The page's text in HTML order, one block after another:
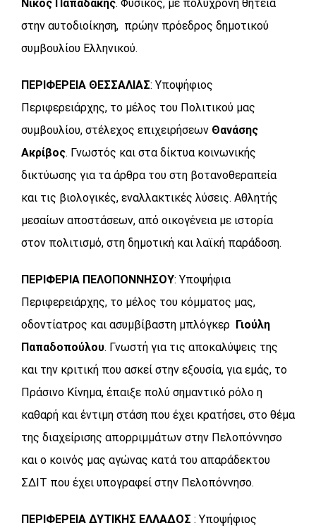
Νίκος Παπαδάκης. Φυσικός, με πολύχρονη θητεία
στην αυτοδιοίκηση, πρώην πρόεδρος δημοτικού
συμβουλίου Ελληνικού.
ΠΕΡΙΦΕΡΕΙΑ ΘΕΣΣΑΛΙΑΣ: Υποψήφιος
Περιφερειάρχης, το μέλος του Πολιτικού μας
συμβουλίου, στέλεχος επιχειρήσεων Θανάσης
Ακρίβος. Γνωστός και στα δίκτυα κοινωνικής
δικτύωσης για τα άρθρα του στη βοτανοθεραπεία
και τις βιολογικές, εναλλακτικές λύσεις. Αθλητής
μεσαίων αποστάσεων, από οικογένεια με ιστορία
στον πολιτισμό, στη δημοτική και λαϊκή παράδοση.
ΠΕΡΙΦΕΡΙΑ ΠΕΛΟΠΟΝΝΗΣΟΥ: Υποψήφια
Περιφερειάρχης, το μέλος του κόμματος μας,
οδοντίατρος και ασυμβίβαστη μπλόγκερ Γιούλη
Παπαδοπούλου. Γνωστή για τις αποκαλύψεις της
και την κριτική που ασκεί στην εξουσία, για εμάς, το
Πράσινο Κίνημα, έπαιξε πολύ σημαντικό ρόλο η
καθαρή και έντιμη στάση που έχει κρατήσει, στο θέμα
της διαχείρισης απορριμμάτων στην Πελοπόννησο
και ο κοινός μας αγώνας κατά του απαράδεκτου
ΣΔΙΤ που έχει υπογραφεί στην Πελοπόννησο.
ΠΕΡΙΦΕΡΕΙΑ ΔΥΤΙΚΗΣ ΕΛΛΑΔΟΣ : Υποψήφιος